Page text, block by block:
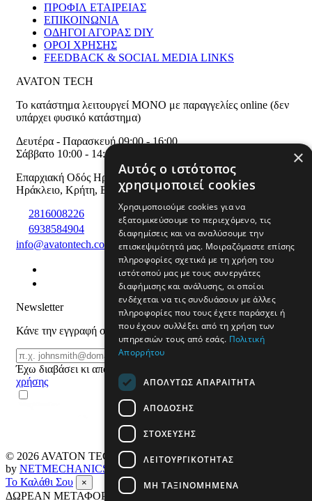
ΠΡΟΦΙΛ ΕΤΑΙΡΕΙΑΣ
ΕΠΙΚΟΙΝΩΝΙΑ
ΟΔΗΓΟΙ ΑΓΟΡΑΣ DIY
ΟΡΟΙ ΧΡΗΣΗΣ
FEEDBACK & SOCIAL MEDIA LINKS
AVATON TECH
Το κατάστημα λειτουργεί ΜΟΝΟ με παραγγελίες online (δεν
υπάρχει φυσικό κατάστημα)
Δευτέρα - Παρασκευή 09:00 - 16:00
Σάββατο 10:00 - 14:00
Επαρχιακή Οδός Ηράκλειου Αγίου Σύλλα 275, T.K. 71500
Ηράκλειο, Κρήτη, Ελλάδα
2816008226
6938584904
info@avatontech.com
Newsletter
Κάνε την εγγραφή σου και μάθε για προϊόντα και προσφορές
Email
ΕΓΓΡΑΦΗ
Έχω διαβάσει κι αποδέχομαι τους
χρήσης
© 2026 AVATON TECH All rights reserved Designed & developed
by NETMECHANICS
Το Καλάθι Σου
×
ΔΩΡΕΑΝ ΜΕΤΑΦΟΡΙΚΑ ΣΕ ΟΛΗ ΤΗΝ ΕΛΛΑΔΑ ΕΩΣ 4
×
Αυτός ο ιστότοπος
χρησιμοποιεί cookies
Χρησιμοποιούμε cookies για να
εξατομικεύσουμε το περιεχόμενο, τις
διαφημίσεις και να αναλύσουμε την
επισκεψιμότητά μας. Μοιραζόμαστε επίσης
πληροφορίες σχετικά με τη χρήση του
ιστότοπού μας με τους συνεργάτες
διαφήμισης και ανάλυσης, οι οποίοι
ενδέχεται να τις συνδυάσουν με άλλες
πληροφορίες που τους έχετε παράσχει ή
που έχουν συλλέξει από τη χρήση των
υπηρεσιών τους από εσάς. Πολιτική
Απορρήτου
ΑΠΟΛΎΤΩΣ ΑΠΑΡΑΊΤΗΤΑ
ΑΠΌΔΟΣΗΣ
ΣΤΌΧΕΥΣΗΣ
ΛΕΙΤΟΥΡΓΙΚΌΤΗΤΑΣ
ΜΗ ΤΑΞΙΝΟΜΗΜΈΝΑ